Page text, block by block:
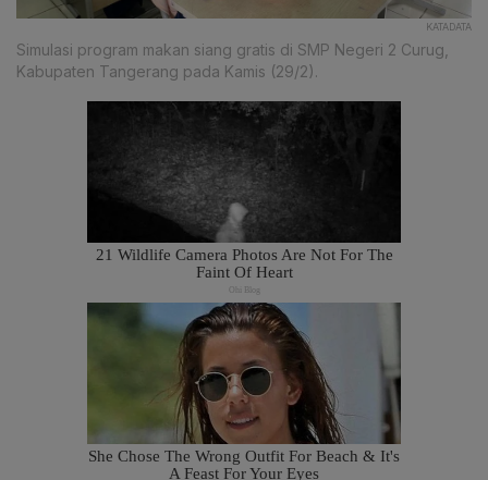
KATADATA
Simulasi program makan siang gratis di SMP Negeri 2 Curug,
Kabupaten Tangerang pada Kamis (29/2).